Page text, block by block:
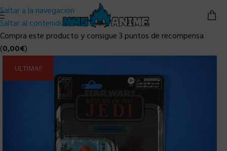
Saltar a la navegación
Saltar al contenido principal
Compra este producto y consigue 3 puntos de recompensa
(0,00€)
ULTIMA!!